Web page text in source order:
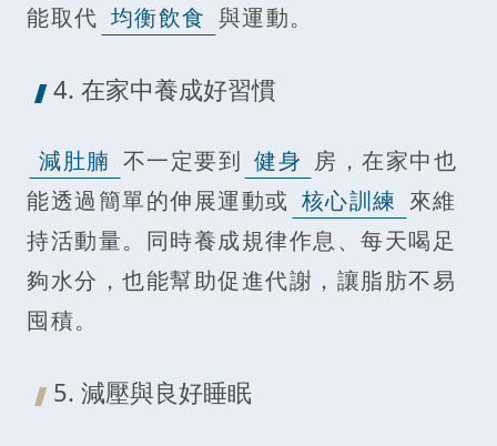
能取代 均衡飲食 與運動。
4. 在家中養成好習慣
減肚腩 不一定要到 健身 房，在家中也
能透過簡單的伸展運動或 核心訓練 來維
持活動量。同時養成規律作息、每天喝足
夠水分，也能幫助促進代謝，讓脂肪不易
囤積。
5. 減壓與良好睡眠